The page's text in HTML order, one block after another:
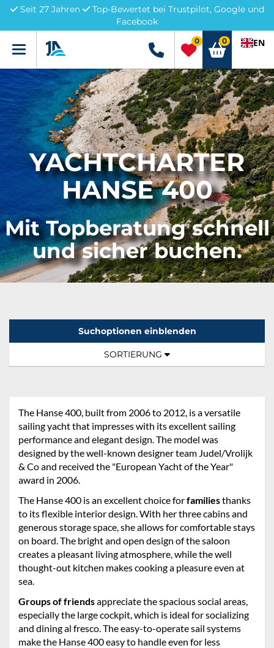
Seit 27 Jahren
Top-Bewertet bei Trustpilot, Google und
Facebook
Menü +49 5741 3222690
0 0 EN
YACHTCHARTER
HANSE 400
Mit Topberatung schnell
und sicher buchen.
Suchoptionen einblenden
TOGGLE NAVIGATION
SORTIERUNG
The Hanse 400, built from 2006 to 2012, is a versatile
sailing yacht that impresses with its excellent sailing
performance and elegant design. The model was
designed by the well-known designer team Judel/Vrolijk
& Co and received the "European Yacht of the Year"
award in 2006.
The Hanse 400 is an excellent choice forfamiliesthanks
to its flexible interior design. With her three cabins and
generous storage space, she allows for comfortable stays
on board. The bright and open design of the saloon
creates a pleasant living atmosphere, while the well
thought-out kitchen makes cooking a pleasure even at
sea.
Groups of friendsappreciate the spacious social areas,
especially the large cockpit, which is ideal for socializing
and dining al fresco. The easy-to-operate sail systems
make the Hanse 400 easy to handle even for less